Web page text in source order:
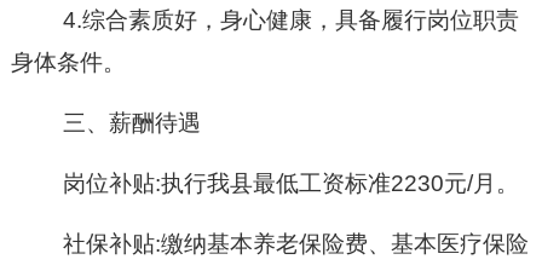
4.综合素质好，身心健康，具备履行岗位职责
身体条件。
三、薪酬待遇
岗位补贴:执行我县最低工资标准2230元/月 。
社保补贴:缴纳基本养老保险费、基本医疗保险